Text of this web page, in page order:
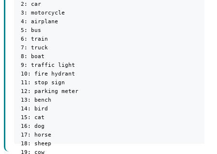
  2: car
  3: motorcycle
  4: airplane
  5: bus
  6: train
  7: truck
  8: boat
  9: traffic light
  10: fire hydrant
  11: stop sign
  12: parking meter
  13: bench
  14: bird
  15: cat
  16: dog
  17: horse
  18: sheep
  19: cow